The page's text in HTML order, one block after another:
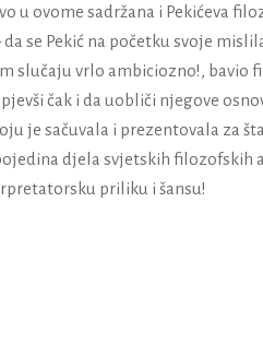
u ovome sadržana i Pekićeva
se Pekić na početku svoje
slučaju vrlo ambiciozno!, bavio
čak i da uobliči njegove
je sačuvala i prezentovala za
djela svjetskih filozofskih
priliku i šansu!